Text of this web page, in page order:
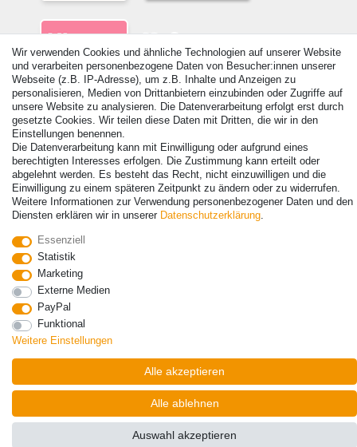
© Copyright 2026 | Alle Rechte vorbehalten. - Alle Rechte vorbehalten.
Preisangaben inkl. gesetzl. 19% MwSt. | Grundpreise siehe Artikeldetail | *Gilt für
Lieferungen nach Deutschland!
Vertrag widerrufen Kontakt
Wir verwenden Cookies und ähnliche Technologien auf unserer Website
und verarbeiten personenbezogene Daten von Besucher:innen unserer
Webseite (z.B. IP-Adresse), um z.B. Inhalte und Anzeigen zu
personalisieren, Medien von Drittanbietern einzubinden oder Zugriffe auf
unsere Website zu analysieren. Die Datenverarbeitung erfolgt erst durch
gesetzte Cookies. Wir teilen diese Daten mit Dritten, die wir in den
Einstellungen benennen.
Die Datenverarbeitung kann mit Einwilligung oder aufgrund eines
berechtigten Interesses erfolgen. Die Zustimmung kann erteilt oder
abgelehnt werden. Es besteht das Recht, nicht einzuwilligen und die
Einwilligung zu einem späteren Zeitpunkt zu ändern oder zu widerrufen.
Weitere Informationen zur Verwendung personenbezogener Daten und den
Diensten erklären wir in unserer Daten­schutz­erklärung.
Essenziell
Statistik
Marketing
Externe Medien
PayPal
Funktional
Weitere Einstellungen
Alle akzeptieren
Alle ablehnen
Auswahl akzeptieren